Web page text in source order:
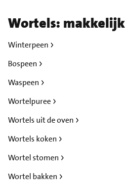
Wortels:
Winterpeen
Bospeen
Waspeen
Wortelpuree
Wortels uit de oven
Wortels koken
Wortel stomen
Wortel bakken